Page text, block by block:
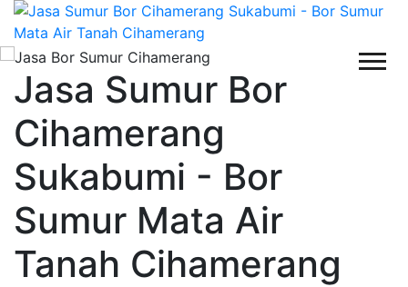
Jasa Sumur Bor
Cihamerang
Sukabumi - Bor
Sumur Mata Air
Tanah Cihamerang